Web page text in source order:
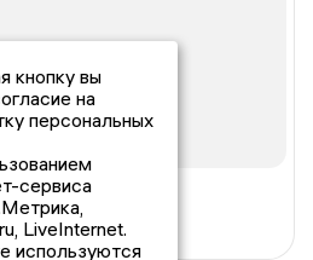
кнопку вы
на
персональных
сервиса
LiveInternet.
используются